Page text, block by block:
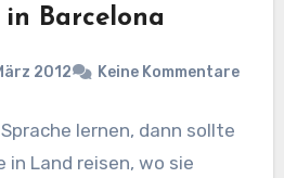
in Barcelona
2012 Keine Kommentare
lernen, dann sollte
in Land reisen, wo sie